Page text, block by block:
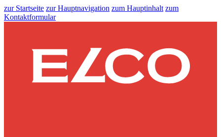
zur Startseite zur Hauptnavigation zum Hauptinhalt zum
Kontaktformular